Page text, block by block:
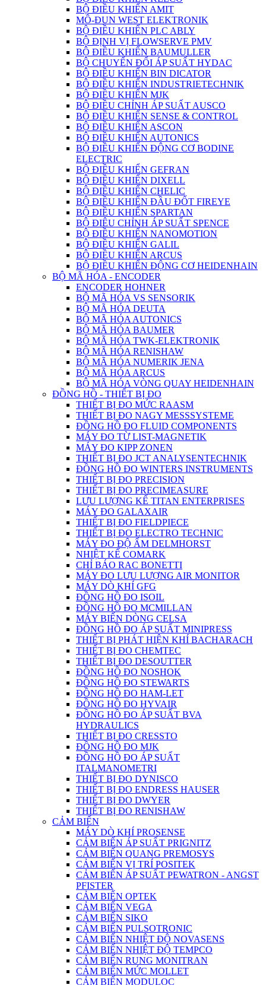
BỘ ĐIỀU KHIỂN AMIT
MÔ-ĐUN WEST ELEKTRONIK
BỘ ĐIỀU KHIỂN PLC ABLY
BỘ ĐỊNH VỊ FLOWSERVE PMV
BỘ ĐIỀU KHIỂN BAUMULLER
BỘ CHUYỂN ĐỔI ÁP SUẤT HYDAC
BỘ ĐIỀU KHIỂN BIN DICATOR
BỘ ĐIỀU KHIỂN INDUSTRIETECHNIK
BỘ ĐIỀU KHIỂN MJK
BỘ ĐIỀU CHỈNH ÁP SUẤT AUSCO
BỘ ĐIỀU KHIỂN SENSE & CONTROL
BỘ ĐIỀU KHIỂN ASCON
BỘ ĐIỀU KHIỂN AUTONICS
BỘ ĐIỀU KHIỂN ĐỘNG CƠ BODINE
ELECTRIC
BỘ ĐIỀU KHIỂN GEFRAN
BỘ ĐIỀU KHIỂN DIXELL
BỘ ĐIỀU KHIỂN CHELIC
BỘ ĐIỀU KHIỂN ĐẦU ĐỐT FIREYE
BỘ ĐIỀU KHIỂN SPARTAN
BỘ ĐIÊU CHỈNH ÁP SUẤT SPENCE
BỘ ĐIỀU KHIỂN NANOMOTION
BỘ ĐIỀU KHIỂN GALIL
BỘ ĐIỀU KHIỂN ARCUS
BỘ ĐIỀU KHIỂN ĐỘNG CƠ HEIDENHAIN
BỘ MÃ HÓA - ENCODER
ENCODER HOHNER
BỘ MÃ HÓA VS SENSORIK
BỘ MÃ HÓA DEUTA
BỘ MÃ HÓA AUTONICS
BỘ MÃ HÓA BAUMER
BỘ MÃ HÓA TWK-ELEKTRONIK
BỘ MÃ HÓA RENISHAW
BỘ MÃ HÓA NUMERIK JENA
BỘ MÃ HÓA ARCUS
BỘ MÃ HÓA VÒNG QUAY HEIDENHAIN
ĐỒNG HỒ - THIẾT BỊ ĐO
THIẾT BỊ ĐO MỨC RAASM
THIẾT BỊ ĐO NAGY MESSSYSTEME
ĐỒNG HỒ ĐO FLUID COMPONENTS
MÁY ĐO TỪ LIST-MAGNETIK
MÁY ĐO KIPP ZONEN
THIẾT BỊ ĐO JCT ANALYSENTECHNIK
ĐỒNG HỒ ĐO WINTERS INSTRUMENTS
THIẾT BỊ ĐO PRECISION
THIẾT BỊ ĐO PRECIMEASURE
LƯU LƯỢNG KẾ TITAN ENTERPRISES
MÁY ĐO GALAXAIR
THIẾT BỊ ĐO FIELDPIECE
THIẾT BỊ ĐO ELECTRO TECHNIC
MÁY ĐO ĐỘ ẨM DELMHORST
NHIỆT KẾ COMARK
CHỈ BÁO RAC BONETTI
MÁY ĐO LƯU LƯỢNG AIR MONITOR
MÁY DÒ KHÍ GFG
ĐỒNG HỒ ĐO ISOIL
ĐỒNG HỒ ĐO MCMILLAN
MÁY BIẾN DÒNG CELSA
ĐỒNG HỒ ĐO ÁP SUẤT MINIPRESS
THIẾT BỊ PHÁT HIỆN KHÍ BACHARACH
THIẾT BỊ ĐO CHEMTEC
THIẾT BỊ ĐO DESOUTTER
ĐỒNG HỒ ĐO NOSHOK
ĐỒNG HỒ ĐO STEWARTS
ĐỒNG HỒ ĐO HAM-LET
ĐỒNG HỒ ĐO HYVAIR
ĐỒNG HỒ ĐO ÁP SUẤT BVA
HYDRAULICS
THIẾT BỊ ĐO CRESSTO
ĐỒNG HỒ ĐO MJK
ĐỒNG HỒ ĐO ÁP SUẤT
ITALMANOMETRI
THIẾT BỊ ĐO DYNISCO
THIẾT BỊ ĐO ENDRESS HAUSER
THIẾT BỊ ĐO DWYER
THIẾT BỊ ĐO RENISHAW
CẢM BIẾN
MÁY DÒ KHÍ PROSENSE
CẢM BIẾN ÁP SUẤT PRIGNITZ
CẢM BIẾN QUANG PREMOSYS
CẢM BIẾN VỊ TRÍ POSITEK
CẢM BIẾN ÁP SUẤT PEWATRON - ANGST
PFISTER
CẢM BIẾN OPTEK
CẢM BIẾN VEGA
CẢM BIẾN SIKO
CẢM BIẾN PULSOTRONIC
CẢM BIẾN NHIỆT ĐỘ NOVASENS
CẢM BIẾN NHIỆT ĐỘ TEMPCO
CẢM BIẾN RUNG MONITRAN
CẢM BIẾN MỨC MOLLET
CẢM BIẾN MODULOC